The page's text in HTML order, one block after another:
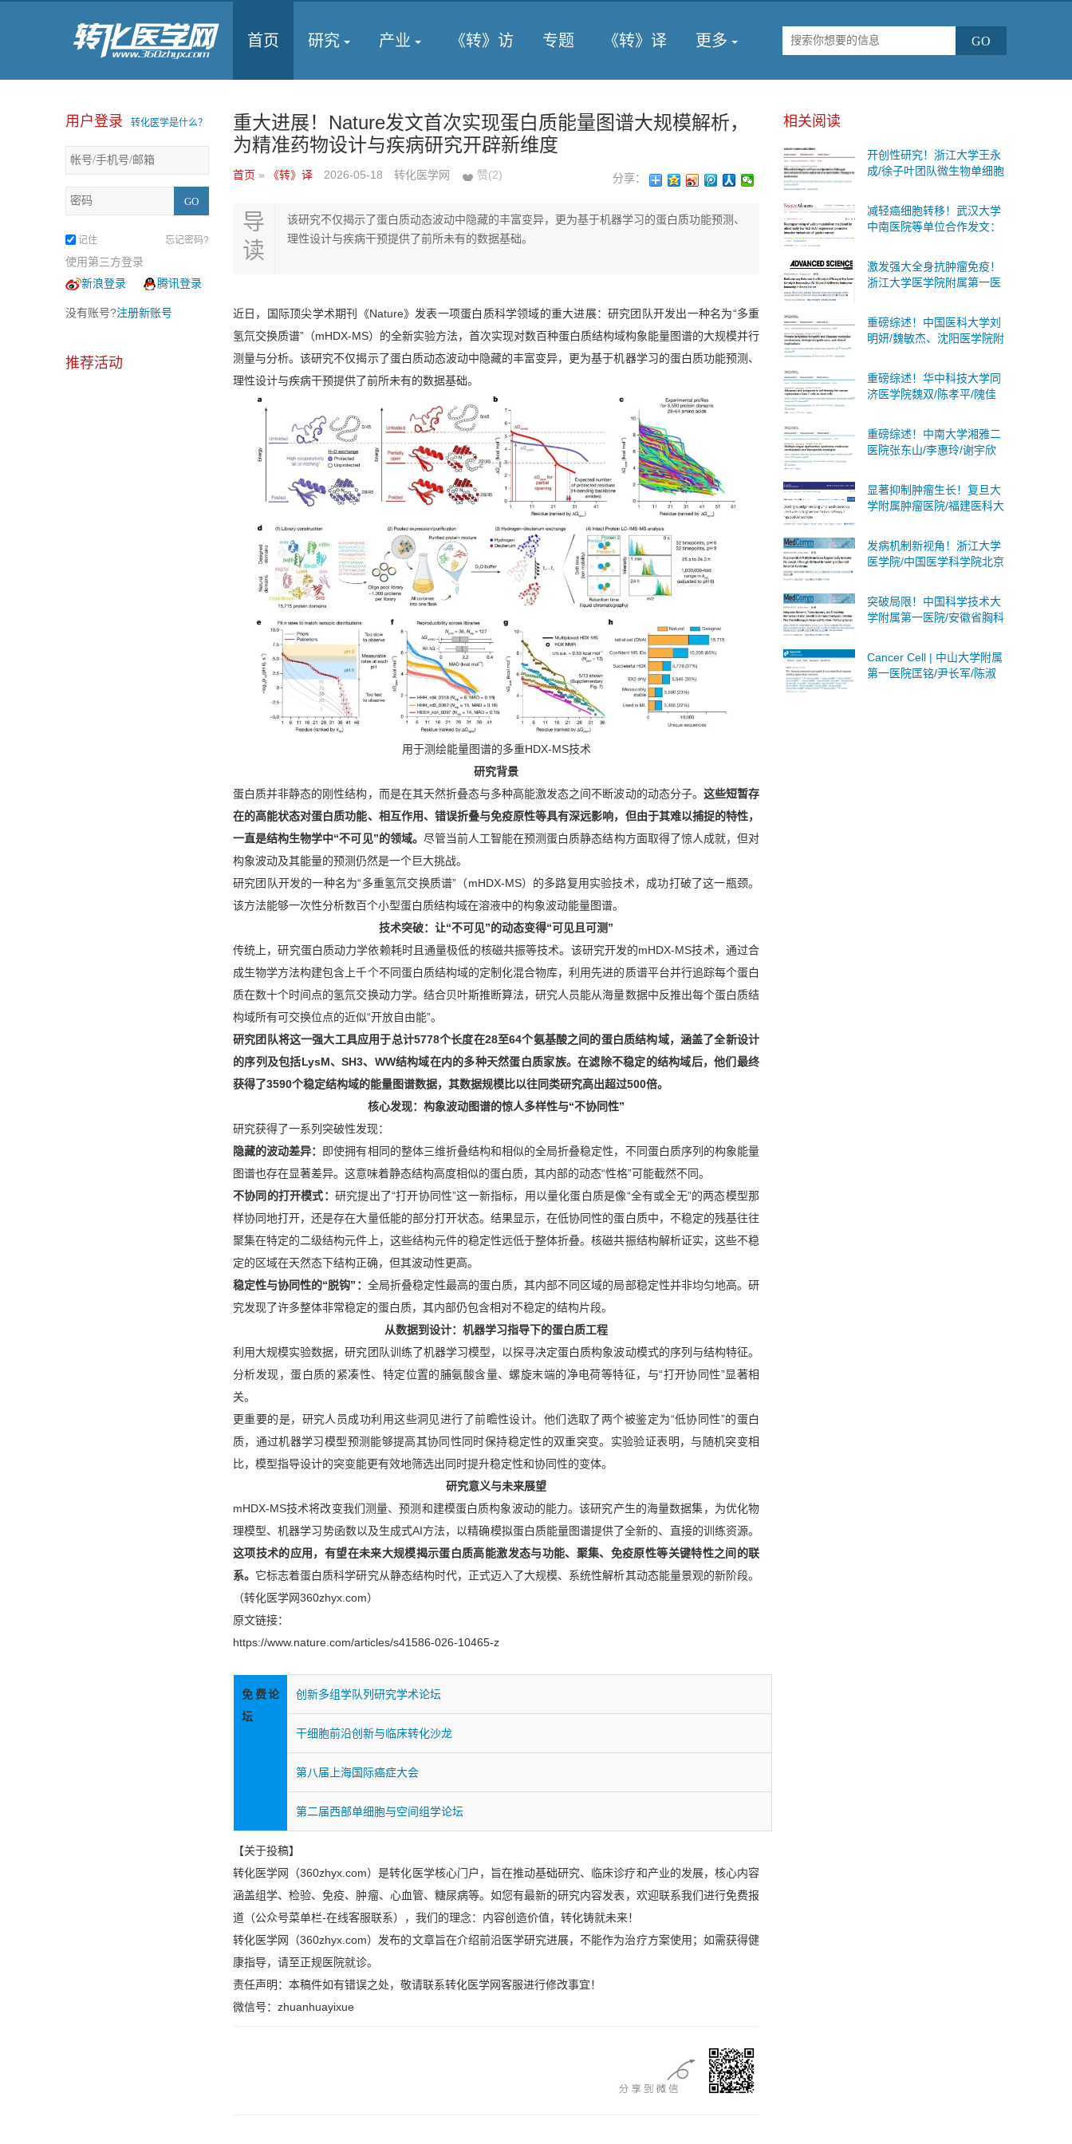
首页 研究 产业 《转》访 专题 《转》译 更多
用户登录 转化医学是什么？
记住 忘记密码?
使用第三方登录
新浪登录
腾讯登录
没有账号?注册新账号
推荐活动
重大进展！Nature发文首次实现蛋白质能量图谱大规模解析，
为精准药物设计与疾病研究开辟新维度
首页 » 《转》译 2026-05-18 转化医学网 赞(2) 分享：
导
读
该研究不仅揭示了蛋白质动态波动中隐藏的丰富变异，更为基于机器学习的蛋白质功能预测、
理性设计与疾病干预提供了前所未有的数据基础。
近日，国际顶尖学术期刊《Nature》发表一项蛋白质科学领域的重大进展：研究团队开发出一种名为“多重
氢氘交换质谱”（mHDX-MS）的全新实验方法，首次实现对数百种蛋白质结构域构象能量图谱的大规模并行
测量与分析。该研究不仅揭示了蛋白质动态波动中隐藏的丰富变异，更为基于机器学习的蛋白质功能预测、
理性设计与疾病干预提供了前所未有的数据基础。
用于测绘能量图谱的多重HDX-MS技术
研究背景
蛋白质并非静态的刚性结构，而是在其天然折叠态与多种高能激发态之间不断波动的动态分子。 这些短暂存
在的高能状态对蛋白质功能、相互作用、错误折叠与免疫原性等具有深远影响，但由于其难以捕捉的特性，
一直是结构生物学中“不可见”的领域。 尽管当前人工智能在预测蛋白质静态结构方面取得了惊人成就，但对
构象波动及其能量的预测仍然是一个巨大挑战。
研究团队开发的一种名为“多重氢氘交换质谱”（mHDX-MS）的多路复用实验技术，成功打破了这一瓶颈。
该方法能够一次性分析数百个小型蛋白质结构域在溶液中的构象波动能量图谱。
技术突破：让“不可见”的动态变得“可见且可测”
传统上，研究蛋白质动力学依赖耗时且通量极低的核磁共振等技术。该研究开发的mHDX-MS技术，通过合
成生物学方法构建包含上千个不同蛋白质结构域的定制化混合物库，利用先进的质谱平台并行追踪每个蛋白
质在数十个时间点的氢氘交换动力学。结合贝叶斯推断算法，研究人员能从海量数据中反推出每个蛋白质结
构域所有可交换位点的近似“开放自由能”。
研究团队将这一强大工具应用于总计5778个长度在28至64个氨基酸之间的蛋白质结构域，涵盖了全新设计
的序列及包括LysM、SH3、WW结构域在内的多种天然蛋白质家族。在滤除不稳定的结构域后，他们最终
获得了3590个稳定结构域的能量图谱数据，其数据规模比以往同类研究高出超过500倍。
核心发现：构象波动图谱的惊人多样性与“不协同性”
研究获得了一系列突破性发现：
隐藏的波动差异：
即使拥有相同的整体三维折叠结构和相似的全局折叠稳定性，不同蛋白质序列的构象能量
图谱也存在显著差异。这意味着静态结构高度相似的蛋白质，其内部的动态“性格”可能截然不同。
不协同的打开模式： 研究提出了“打开协同性”这一新指标，用以量化蛋白质是像“全有或全无”的两态模型那
样协同地打开，还是存在大量低能的部分打开状态。结果显示，在低协同性的蛋白质中，不稳定的残基往往
聚集在特定的二级结构元件上，这些结构元件的稳定性远低于整体折叠。核磁共振结构解析证实，这些不稳
定的区域在天然态下结构正确，但其波动性更高。
稳定性与协同性的“脱钩”： 全局折叠稳定性最高的蛋白质，其内部不同区域的局部稳定性并非均匀地高。研
究发现了许多整体非常稳定的蛋白质，其内部仍包含相对不稳定的结构片段。
从数据到设计：机器学习指导下的蛋白质工程
利用大规模实验数据，研究团队训练了机器学习模型，以探寻决定蛋白质构象波动模式的序列与结构特征。
分析发现，蛋白质的紧凑性、特定位置的脯氨酸含量、螺旋末端的净电荷等特征，与“打开协同性”显著相
关。
更重要的是，研究人员成功利用这些洞见进行了前瞻性设计。他们选取了两个被鉴定为“低协同性”的蛋白
质，通过机器学习模型预测能够提高其协同性同时保持稳定性的双重突变。实验验证表明，与随机突变相
比，模型指导设计的突变能更有效地筛选出同时提升稳定性和协同性的变体。
研究意义与未来展望
mHDX-MS技术将改变我们测量、预测和建模蛋白质构象波动的能力。该研究产生的海量数据集，为优化物
理模型、机器学习势函数以及生成式AI方法，以精确模拟蛋白质能量图谱提供了全新的、直接的训练资源。
这项技术的应用，有望在未来大规模揭示蛋白质高能激发态与功能、聚集、免疫原性等关键特性之间的联
系。 它标志着蛋白质科学研究从静态结构时代，正式迈入了大规模、系统性解析其动态能量景观的新阶段。
（转化医学网360zhyx.com）
原文链接：
https://www.nature.com/articles/s41586-026-10465-z
免费论
坛
创新多组学队列研究学术论坛
干细胞前沿创新与临床转化沙龙
第八届上海国际癌症大会
第二届西部单细胞与空间组学论坛
【关于投稿】
转化医学网（360zhyx.com）是转化医学核心门户，旨在推动基础研究、临床诊疗和产业的发展，核心内容
涵盖组学、检验、免疫、肿瘤、心血管、糖尿病等。如您有最新的研究内容发表，欢迎联系我们进行免费报
道（公众号菜单栏-在线客服联系），我们的理念：内容创造价值，转化铸就未来！
转化医学网（360zhyx.com）发布的文章旨在介绍前沿医学研究进展，不能作为治疗方案使用；如需获得健
康指导，请至正规医院就诊。
责任声明：本稿件如有错误之处，敬请联系转化医学网客服进行修改事宜！
微信号：zhuanhuayixue
相关阅读
开创性研究！浙江大学王永
成/徐子叶团队微生物单细胞
差异”与糖尿病代谢变化的内
在联系
减轻癌细胞转移！武汉大学
中南医院等单位合作发文：
策略
激发强大全身抗肿瘤免疫！
浙江大学医学院附属第一医
疗联合疗法
重磅综述！中国医科大学刘
明妍/魏敏杰、沈阳医学院附
述蛋白质乳酸化：分子机
制、生物学意义及临床意义
重磅综述！华中科技大学同
济医学院魏双/陈孝平/隗佳
从T细胞到干细胞的全面突
破与未来展望
重磅综述！中南大学湘雅二
医院张东山/李惠玲/谢宇欣
碍综合征：分子机制与治疗
策略
显著抑制肿瘤生长！复旦大
学附属肿瘤医院/福建医科大
治疗的潜在靶点
发病机制新视角！浙江大学
医学院/中国医学科学院北京
在诊断标志物和治疗靶点
突破局限！中国科学技术大
学附属第一医院/安徽省胸科
癌广泛适用且无创的策略
Cancer Cell | 中山大学附属
第一医院匡铭/尹长军/陈淑